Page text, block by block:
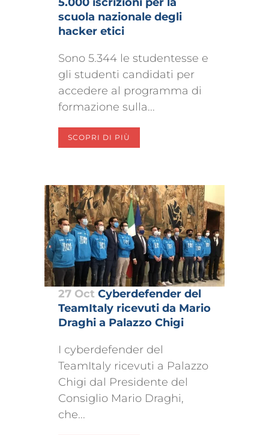
scuola nazionale degli
hacker etici
Sono 5.344 le studentesse e
gli studenti candidati per
accedere al programma di
formazione sulla...
SCOPRI DI PIÙ
27 Oct Cyberdefender del
TeamItaly ricevuti da Mario
Draghi a Palazzo Chigi
I cyberdefender del
TeamItaly ricevuti a Palazzo
Chigi dal Presidente del
Consiglio Mario Draghi,
che...